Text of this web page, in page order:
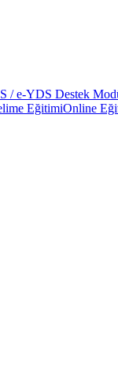
/ e-YDS Destek
EğitimiOnline